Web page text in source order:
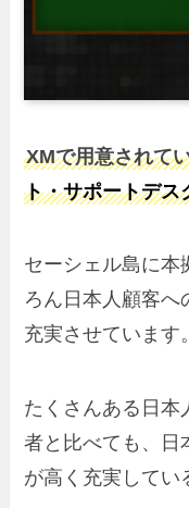
XMで用意されて
ト・サポートデス
セーシェル島に本
ろん日本人顧客へ
充実させています。
たくさんある日本
者と比べても、日
が高く充実してい